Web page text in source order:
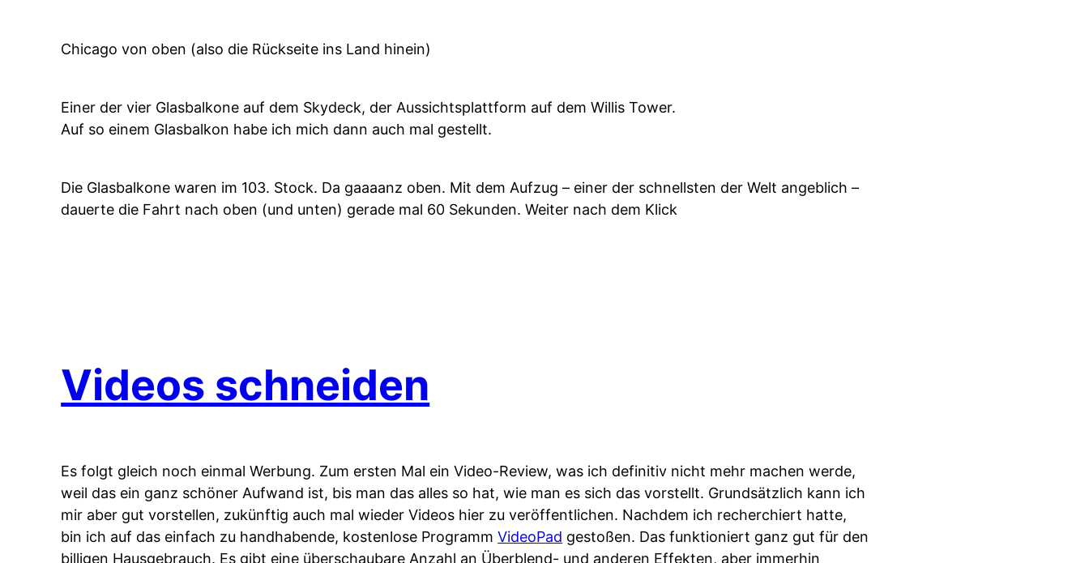
Chicago von oben (also die Rückseite ins Land hinein)
Einer der vier Glasbalkone auf dem Skydeck, der Aussichtsplattform auf dem Willis Tower.
Auf so einem Glasbalkon habe ich mich dann auch mal gestellt.
Die Glasbalkone waren im 103. Stock. Da gaaaanz oben. Mit dem Aufzug – einer der schnellsten der Welt angeblich –
dauerte die Fahrt nach oben (und unten) gerade mal 60 Sekunden. Weiter nach dem Klick
Videos schneiden
Es folgt gleich noch einmal Werbung. Zum ersten Mal ein Video-Review, was ich definitiv nicht mehr machen werde,
weil das ein ganz schöner Aufwand ist, bis man das alles so hat, wie man es sich das vorstellt. Grundsätzlich kann ich
mir aber gut vorstellen, zukünftig auch mal wieder Videos hier zu veröffentlichen. Nachdem ich recherchiert hatte,
bin ich auf das einfach zu handhabende, kostenlose ProgrammVideoPad gestoßen. Das funktioniert ganz gut für den
billigen Hausgebrauch. Es gibt eine überschaubare Anzahl an Überblend- und anderen Effekten, aber immerhin